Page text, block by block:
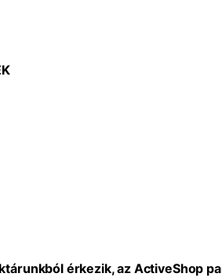
érkezik, az ActiveShop